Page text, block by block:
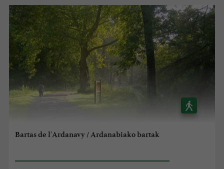
Bartas de l'Ardanavy / Ardanabiako bartak